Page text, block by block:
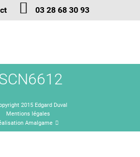
03 28 68 30 93
2015 Edgard Duval
Mentions légales
Amalgame